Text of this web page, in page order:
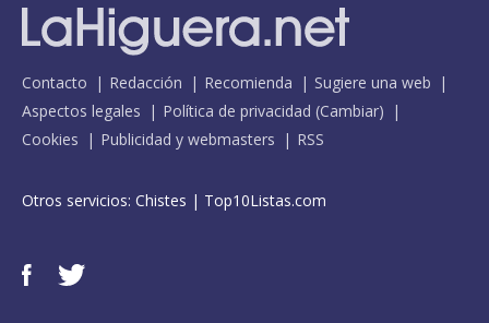
Contacto Redacción Recomienda
Sugiere una web
Aspectos legales
Política de privacidad (Cambiar)
Cookies
Publicidad y webmasters RSS
Otros servicios: Chistes | Top10Listas.com